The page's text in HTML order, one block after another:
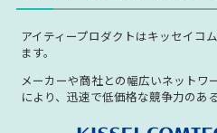
アイティープロダクトはキッセイコ
ます。
メーカーや商社との幅広いネットワ
により、迅速で低価格な競争力のあ